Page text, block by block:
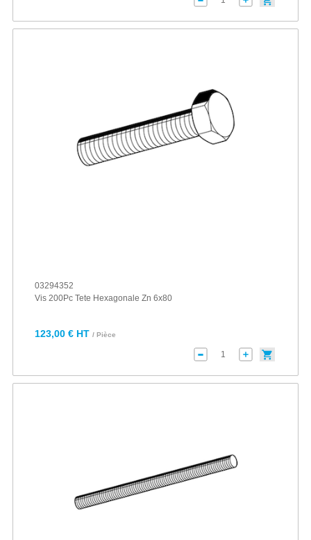
03294352
Vis 200Pc Tete Hexagonale Zn 6x80
123,00 € HT / Pièce